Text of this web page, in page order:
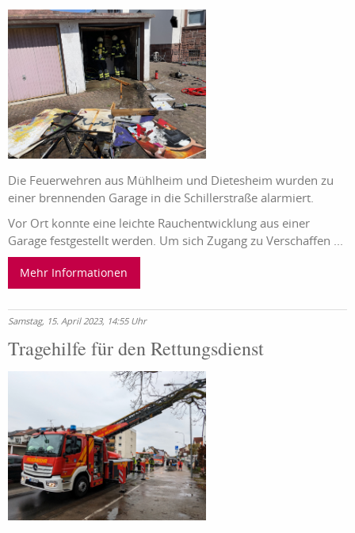
Die Feuerwehren aus Mühlheim und Dietesheim wurden zu
einer brennenden Garage in die Schillerstraße alarmiert.
Vor Ort konnte eine leichte Rauchentwicklung aus einer
Garage festgestellt werden. Um sich Zugang zu Verschaffen ...
Mehr Informationen
Samstag, 15. April 2023, 14:55 Uhr
Tragehilfe für den Rettungsdienst